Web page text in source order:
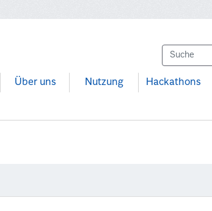
Über uns Nutzung Hackathons